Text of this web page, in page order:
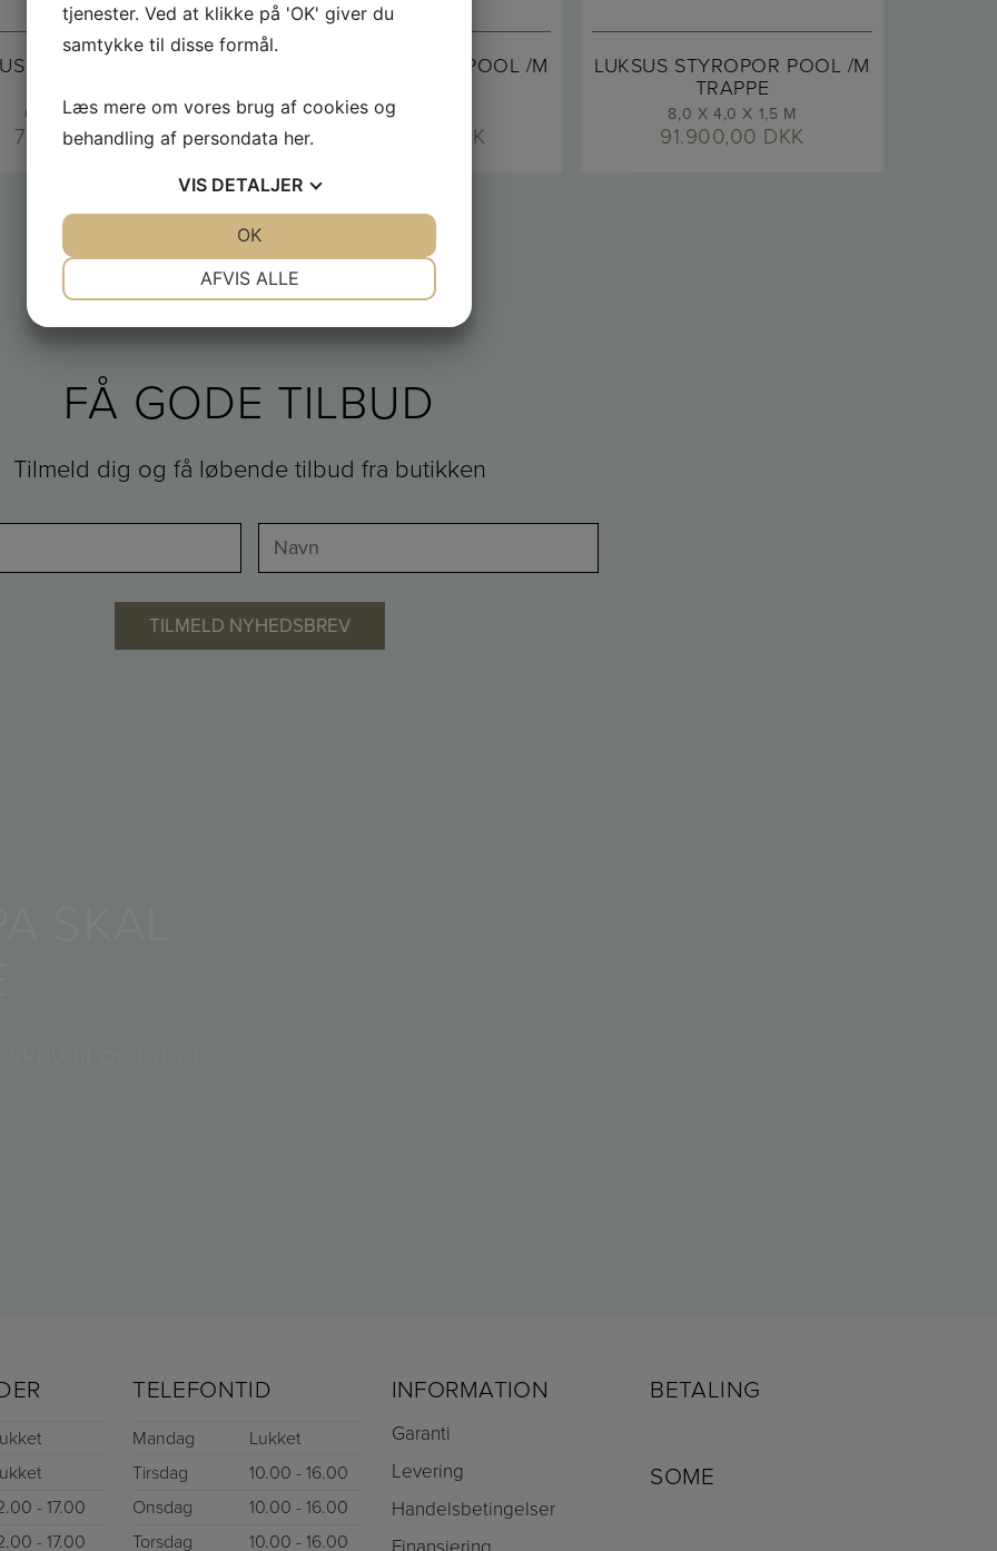
STYROPOR POOL /M
6,0 X 3,0 X 1,5 M
76.800,00DKK
LUKSUS STYROPOR POOL /M
7,0 X 3,5 X 1,5 M
DKK
LUKSUS STYROPOR POOL /M
TRAPPE
8,0 X 4,0 X 1,5 M
91.900,00 DKK
FÅ GODE TILBUD
Tilmeld dig og få løbende tilbud fra butikken
- 17.00
- 17.00
TELEFONTID
Mandag
Lukket
Tirsdag
10.00 - 16.00
Onsdag
10.00 - 16.00
Torsdag
10.00 - 16.00
INFORMATION
Garanti
Levering
Handelsbetingelser
BETALING
SOME
tjenester. Ved at klikke på 'OK' giver du
samtykke til disse formål.
Læs mere om vores brug af cookies og
behandling af persondata her.
VIS DETALJER
AFVIS ALLE
OK